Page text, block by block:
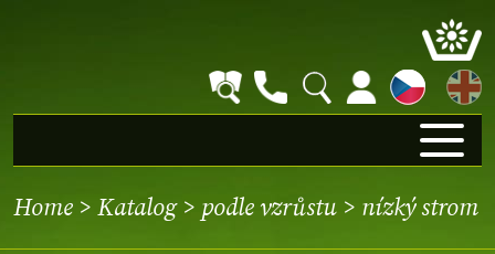
EN
Home > Katalog> podle vzrůstu > nízký strom